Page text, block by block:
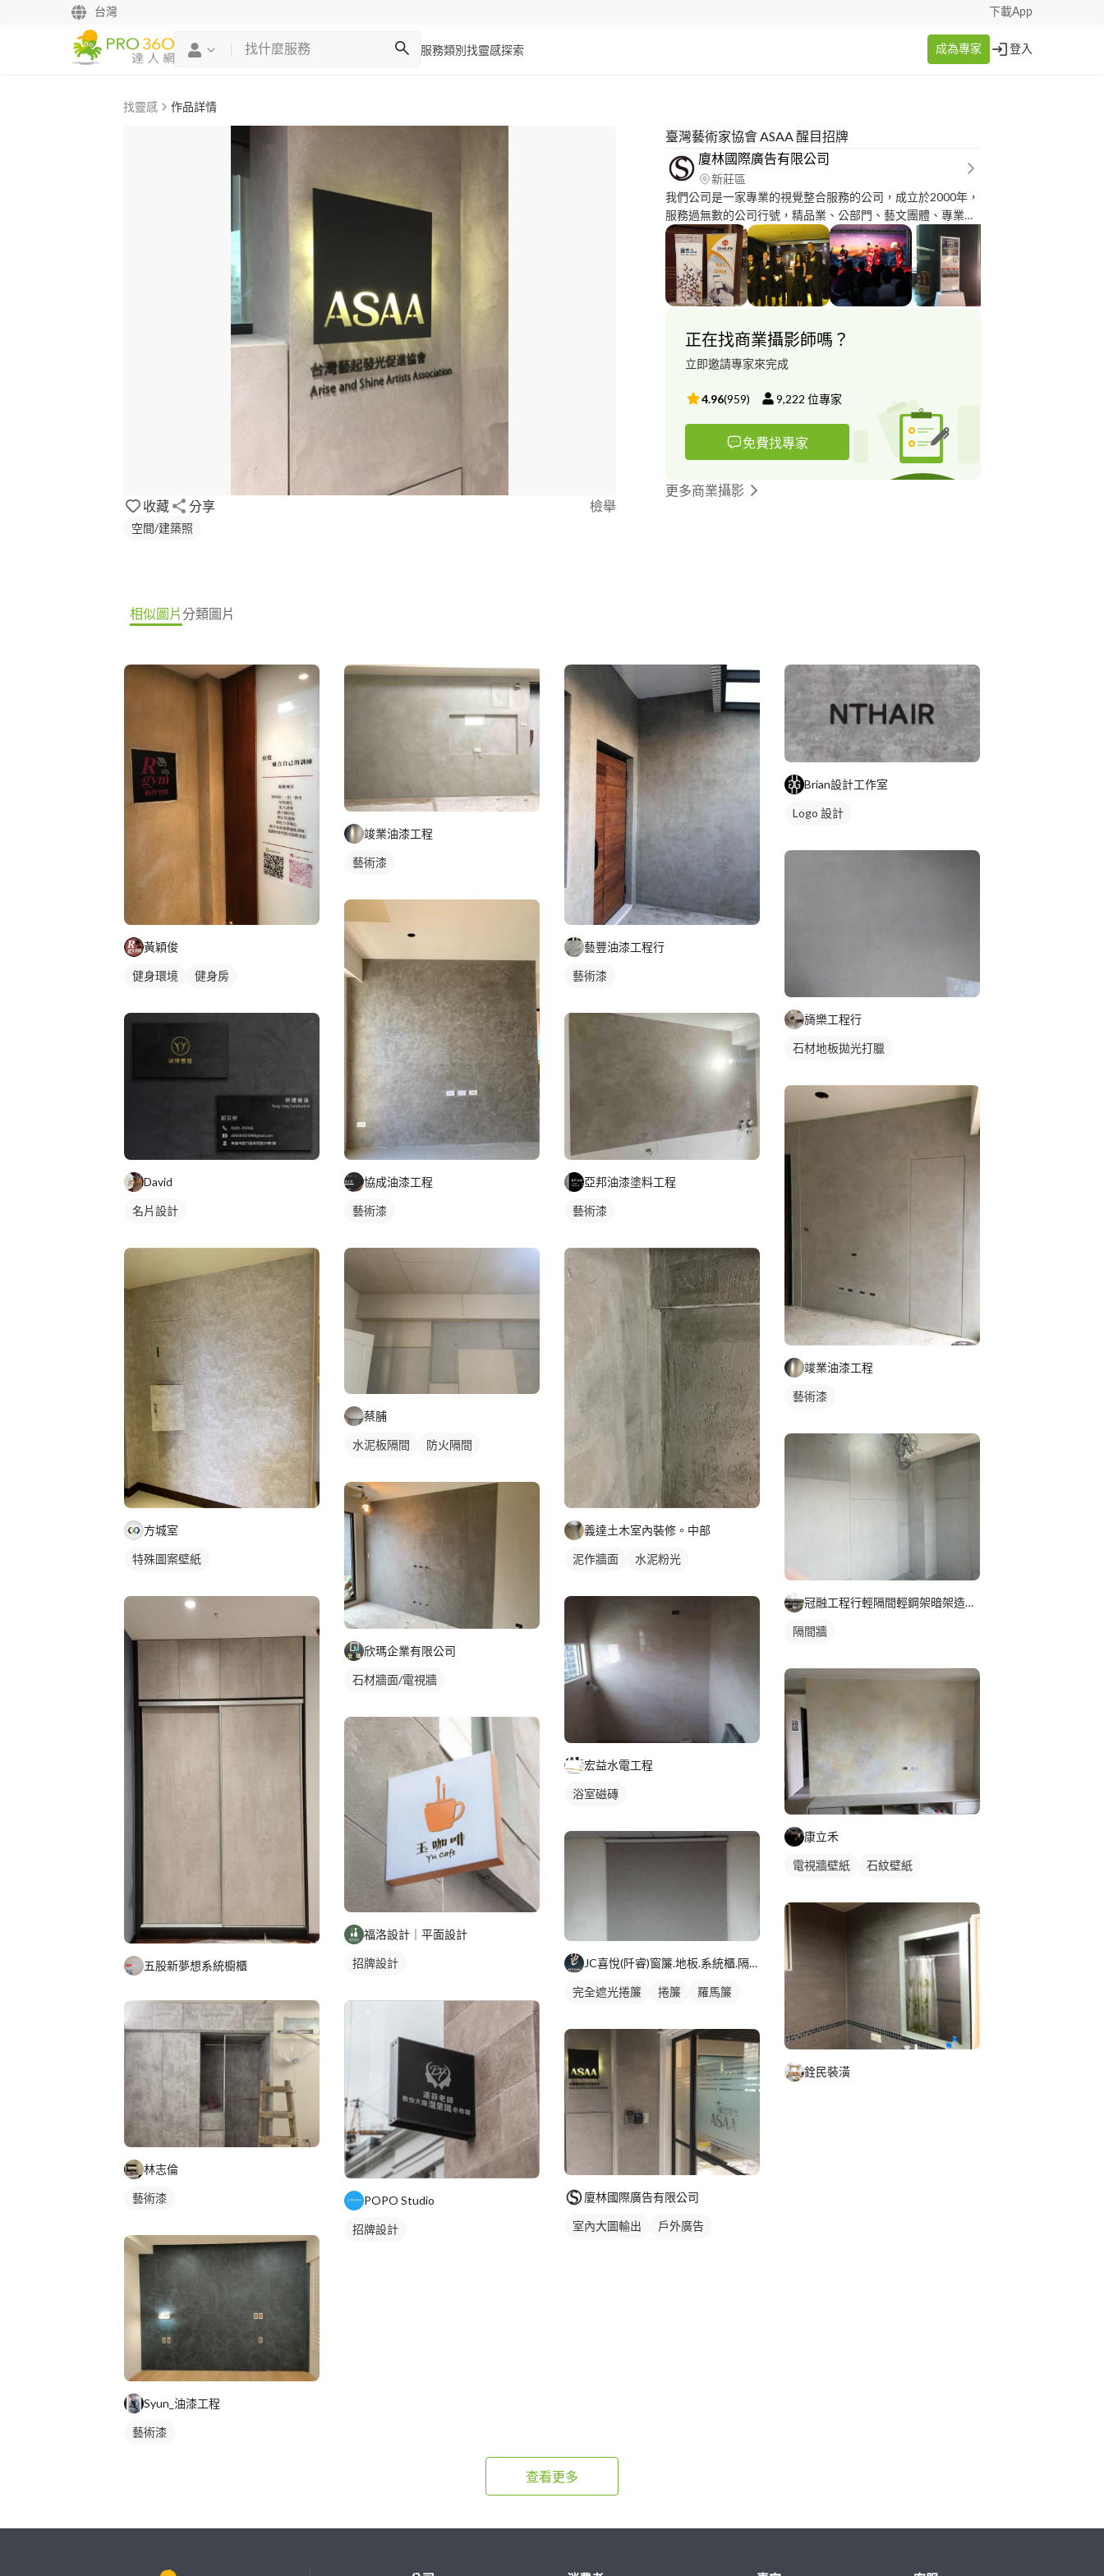
台灣 下載App
服務類別 找靈感探索 成為專家 登入
找靈感 作品詳情
收藏 分享 檢舉
空間/建築照
臺灣藝術家協會 ASAA 醒目招牌
廈林國際廣告有限公司
新莊區
我們公司是一家專業的視覺整合服務的公司，成立於2000年，
服務過無數的公司行號，精品業、公部門、藝文團體、專業於
｜視覺規劃｜專案設計｜展覽統合｜產品發表｜記者會｜店面
裝修｜櫥窗設計｜數位印刷｜展覽硬體｜燈光音響｜大圖輸出
｜活動攝影｜等各式廣告相關服務的一家公司。
正在找商業攝影師嗎？
立即邀請專家來完成
4.96(959) 9,222 位專家
免費找專家
更多商業攝影
相似圖片分類圖片
黃穎俊
健身環境 健身房
David
名片設計
方城室
特殊圖案壁紙
五股新夢想系統櫥櫃
林志倫
藝術漆
Syun_油漆工程
藝術漆
竣業油漆工程
藝術漆
協成油漆工程
藝術漆
蔡脯
水泥板隔間 防火隔間
欣瑪企業有限公司
石材牆面/電視牆
福洛設計｜平面設計
招牌設計
POPO Studio
招牌設計
藝豐油漆工程行
藝術漆
亞邦油漆塗料工程
藝術漆
義達土木室內裝修。中部
泥作牆面 水泥粉光
宏益水電工程
浴室磁磚
JC喜悅(阡睿)窗簾.地板.系統櫃.隔熱紙joy curta
完全遮光捲簾 捲簾 羅馬簾
廈林國際廣告有限公司
室內大圖輸出
戶外廣告
Brian設計工作室
Logo 設計
旖樂工程行
石材地板拋光打臘
竣業油漆工程
藝術漆
冠融工程行輕隔間輕鋼架暗架造型天花
隔間牆
康立禾
電視牆壁紙 石紋壁紙
銓民裝潢
查看更多